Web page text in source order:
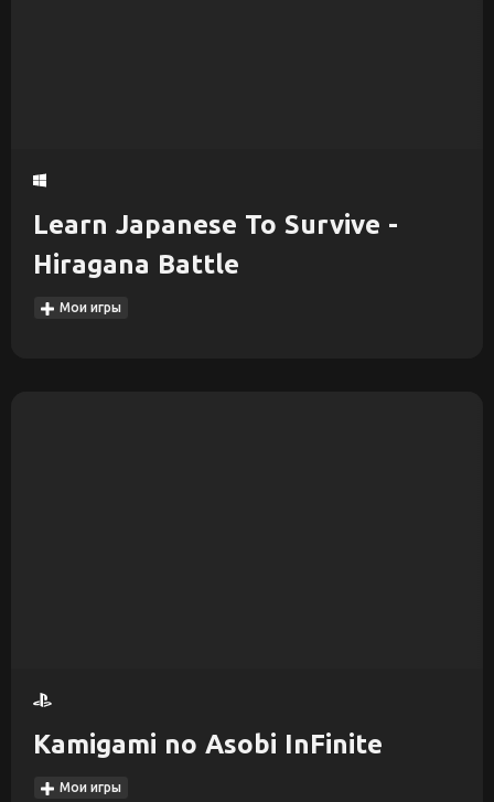
Learn Japanese To Survive -
Hiragana Battle
Мои игры
Kamigami no Asobi InFinite
Мои игры